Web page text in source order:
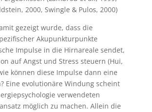
2000, Swingle & Pulos, 2000)
gezeigt wurde, dass die
Akupunkturpunkte
Impulse in die Hirnareale sendet,
auf Angst und Stress steuern (Hui,
können diese Impulse dann eine
Eine evolutionäre Windung scheint
verwendeten
möglich zu machen. Allein die